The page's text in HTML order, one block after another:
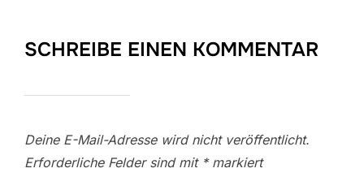
SCHREIBE EINEN KOMMENTAR
Deine E-Mail-Adresse wird nicht veröffentlicht.
Erforderliche Felder sind mit *markiert